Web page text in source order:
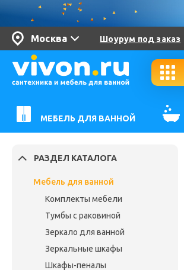
Москва Шоурум под заказ
МЕБЕЛЬ ДЛЯ ВАННОЙ
РАЗДЕЛ КАТАЛОГА
Мебель для ванной
Комплекты мебели
Тумбы с раковиной
Зеркало для ванной
Зеркальные шкафы
Шкафы-пеналы